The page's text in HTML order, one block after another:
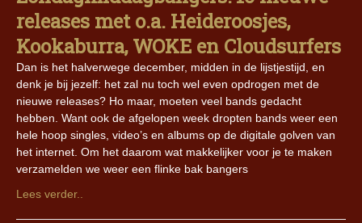
releases met o.a. Heideroosjes,
Kookaburra, WOKE en Cloudsurfers
Dan is het halverwege december, midden in de lijstjestijd, en
denk je bij jezelf: het zal nu toch wel even opdrogen met de
nieuwe releases? Ho maar, moeten veel bands gedacht
hebben. Want ook de afgelopen week dropten bands weer een
hele hoop singles, video’s en albums op de digitale golven van
het internet. Om het daarom wat makkelijker voor je te maken
verzamelden we weer een flinke bak bangers
Lees verder..